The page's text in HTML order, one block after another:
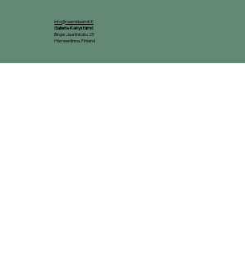
info@raamidaamit.fi
Galleria-Kehystämö
Birger Jaarlinkatu 25
Hämeenlinna, Finland